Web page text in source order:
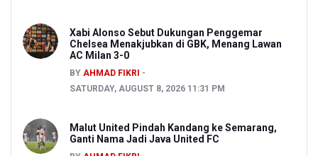
Xabi Alonso Sebut Dukungan Penggemar
Chelsea Menakjubkan di GBK, Menang Lawan
AC Milan 3-0
BY AHMAD FIKRI
SATURDAY, AUGUST 8, 2026 11:31 PM
Malut United Pindah Kandang ke Semarang,
Ganti Nama Jadi Java United FC